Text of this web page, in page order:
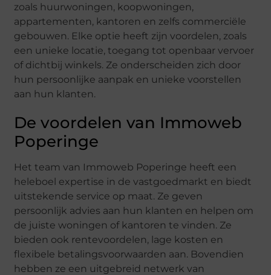
zoals huurwoningen, koopwoningen,
appartementen, kantoren en zelfs commerciële
gebouwen. Elke optie heeft zijn voordelen, zoals
een unieke locatie, toegang tot openbaar vervoer
of dichtbij winkels. Ze onderscheiden zich door
hun persoonlijke aanpak en unieke voorstellen
aan hun klanten.
De voordelen van Immoweb
Poperinge
Het team van Immoweb Poperinge heeft een
heleboel expertise in de vastgoedmarkt en biedt
uitstekende service op maat. Ze geven
persoonlijk advies aan hun klanten en helpen om
de juiste woningen of kantoren te vinden. Ze
bieden ook rentevoordelen, lage kosten en
flexibele betalingsvoorwaarden aan. Bovendien
hebben ze een uitgebreid netwerk van